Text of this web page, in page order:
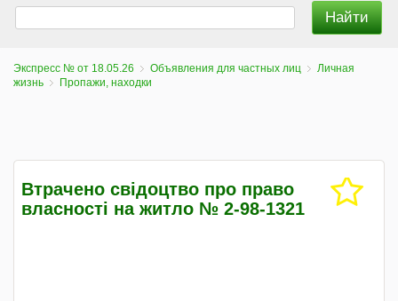
Экспресс № от 18.05.26 Объявления для частных лиц
Личная
жизнь
Пропажи, находки
Втрачено свідоцтво про право
власності на житло № 2-98-1321